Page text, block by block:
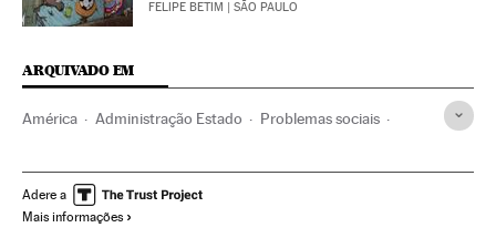
FELIPE BETIM | SÃO PAULO
ARQUIVADO EM
América Administração Estado Problemas sociais
Jair Bolsonaro Fome Presidente Brasil
Presidência Brasil
Adere a
Mais informações